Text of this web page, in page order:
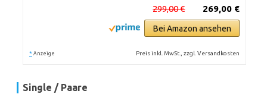
269,00 €
299,00 €
Bei Amazon ansehen
* Anzeige Preis inkl. MwSt., zzgl. Versandkosten
Single / Paare